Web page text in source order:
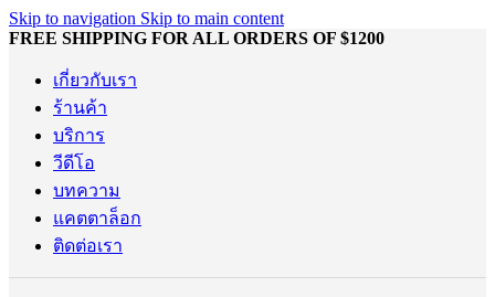
Skip to navigation Skip to main content
FREE SHIPPING FOR ALL ORDERS OF $1200
เกี่ยวกับเรา
ร้านค้า
บริการ
วีดีโอ
บทความ
แคตตาล็อก
ติดต่อเรา